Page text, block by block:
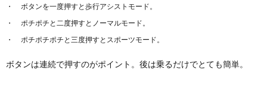
ボタンを一度押すと歩行アシストモード。
ポチポチと二度押すとノーマルモード。
ポチポチポチと三度押すとスポーツモード。
ボタンは連続で押すのがポイント。後は乗るだけでとても簡単。